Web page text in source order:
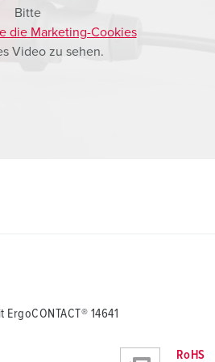
Bitte
die Marketing-Cookies
Video zu sehen.
14641
RoHS